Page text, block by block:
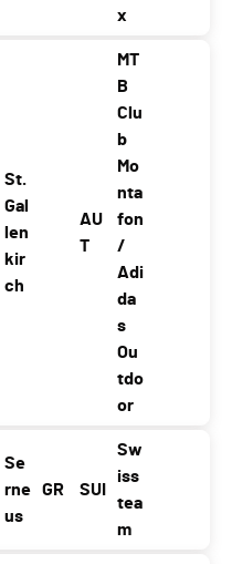
x
St.
Gal
len
kir
ch
AU
T
MT
B
Clu
b
Mo
nta
fon
/
Adi
da
s
Ou
tdo
or
Se
rne
us
GR SUI
Sw
iss
tea
m